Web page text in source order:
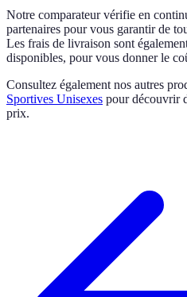
Notre comparateur vérifie en
partenaires pour vous garantir de
Les frais de livraison sont
disponibles, pour vous donner le
Consultez également nos autres
Sportives Unisexes pour découvrir
prix.